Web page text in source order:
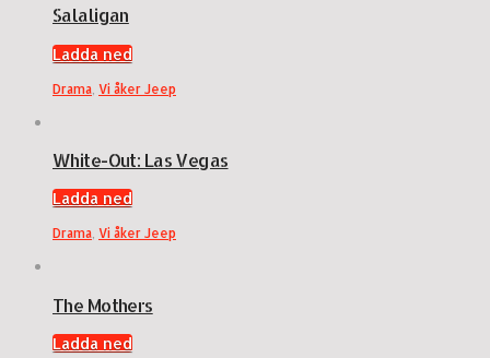
Salaligan
Ladda ned
Drama Vi åker Jeep
White-Out: Las Vegas
Ladda ned
Drama, Vi åker Jeep
The Mothers
Ladda ned